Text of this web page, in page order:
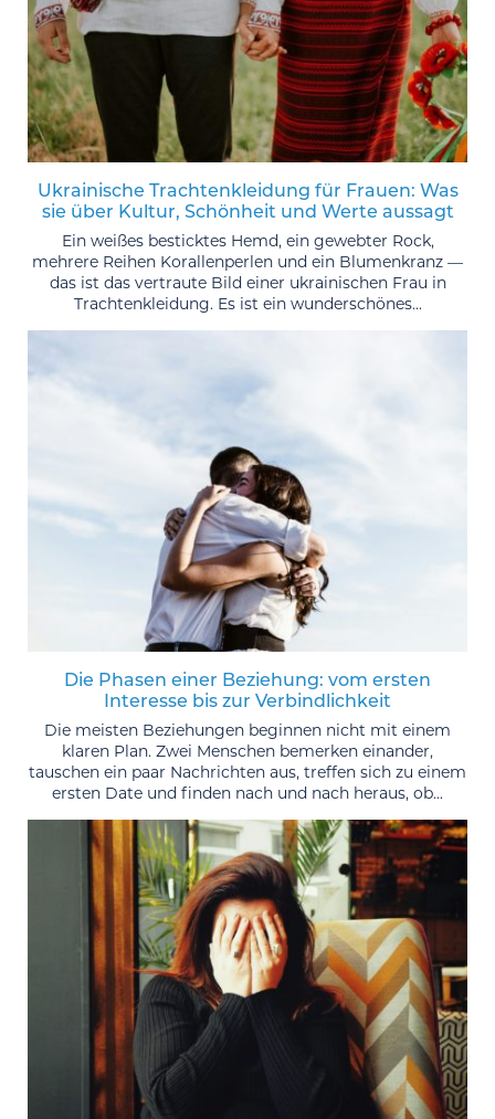
Ukrainische Trachtenkleidung für Frauen: Was
sie über Kultur, Schönheit und Werte aussagt
Ein weißes besticktes Hemd, ein gewebter Rock,
mehrere Reihen Korallenperlen und ein Blumenkranz —
das ist das vertraute Bild einer ukrainischen Frau in
Trachtenkleidung. Es ist ein wunderschönes...
Die Phasen einer Beziehung: vom ersten
Interesse bis zur Verbindlichkeit
Die meisten Beziehungen beginnen nicht mit einem
klaren Plan. Zwei Menschen bemerken einander,
tauschen ein paar Nachrichten aus, treffen sich zu einem
ersten Date und finden nach und nach heraus, ob...